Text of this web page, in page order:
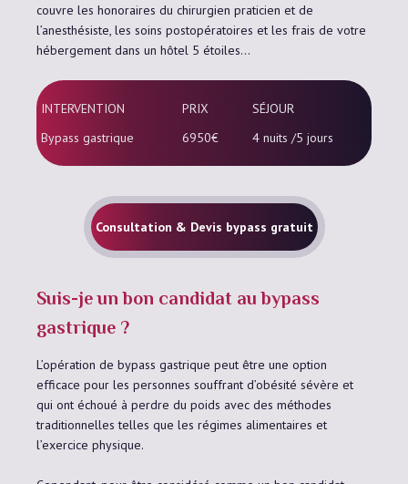
couvre les honoraires du chirurgien praticien et de
l’anesthésiste, les soins postopératoires et les frais de votre
hébergement dans un hôtel 5 étoiles…
INTERVENTION PRIX
SÉJOUR
Bypass gastrique
6950€ 4 nuits /5 jours
Consultation & Devis bypass gratuit
Suis-je un bon candidat au bypass
gastrique ?
L’opération de bypass gastrique peut être une option
efficace pour les personnes souffrant d’obésité sévère et
qui ont échoué à perdre du poids avec des méthodes
traditionnelles telles que les régimes alimentaires et
l’exercice physique.